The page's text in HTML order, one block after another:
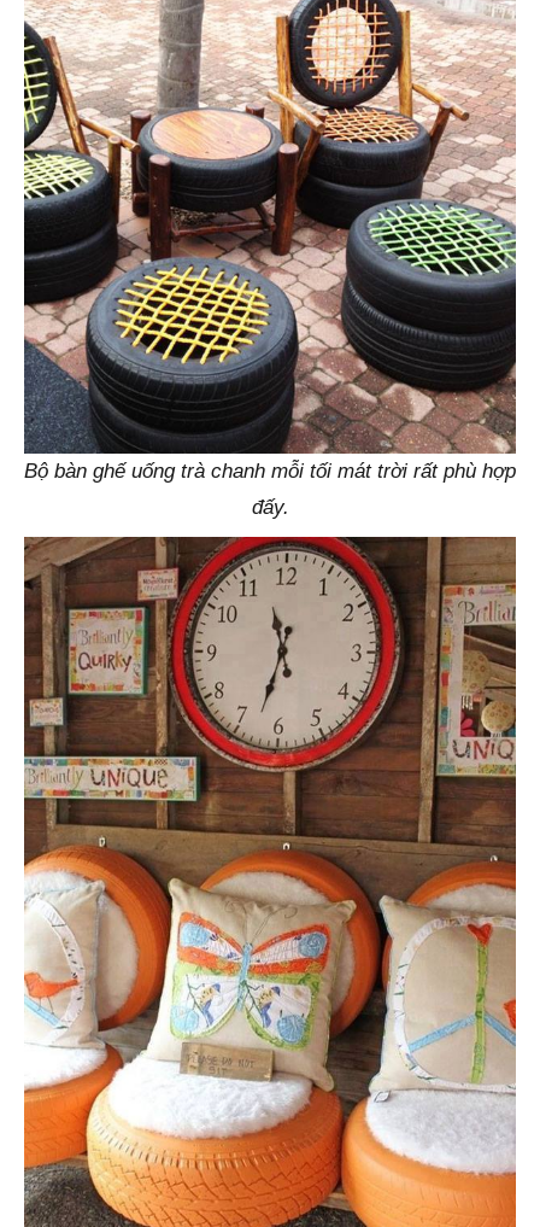
Bộ bàn ghế uống trà chanh mỗi tối mát trời rất phù hợp
đấy.